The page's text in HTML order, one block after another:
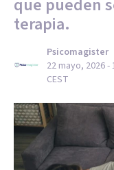
que pueden
terapia.
Psicomagister
22 mayo, 2026 -
CEST